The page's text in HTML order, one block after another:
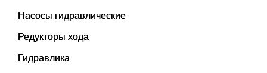
Насосы гидравлические
Редукторы хода
Гидравлика